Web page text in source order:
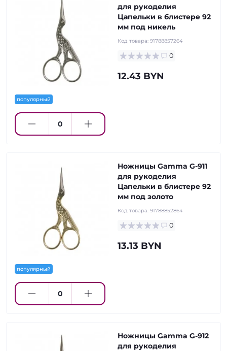
популярный
для рукоделия
Цапельки в блистере 92
мм под никель
Код товара: 91788857264
0
12.43 BYN
популярный
Ножницы Gamma G-911
для рукоделия
Цапельки в блистере 92
мм под золото
Код товара: 91788852864
0
13.13 BYN
Ножницы Gamma G-912
для рукоделия